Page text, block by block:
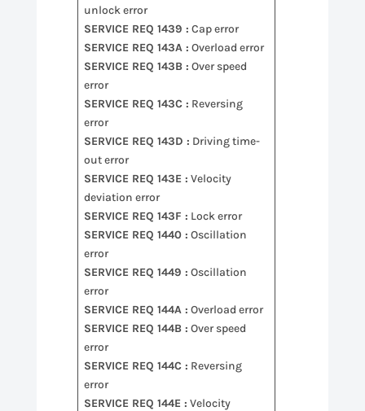
unlock error
SERVICE REQ 1439 : Cap error
SERVICE REQ 143A : Overload error
SERVICE REQ 143B : Over speed
error
SERVICE REQ 143C : Reversing
error
SERVICE REQ 143D : Driving time-
out error
SERVICE REQ 143E : Velocity
deviation error
SERVICE REQ 143F : Lock error
SERVICE REQ 1440 : Oscillation
error
SERVICE REQ 1449 : Oscillation
error
SERVICE REQ 144A : Overload error
SERVICE REQ 144B : Over speed
error
SERVICE REQ 144C : Reversing
error
SERVICE REQ 144E : Velocity